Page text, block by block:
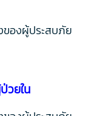
ของผู้ประสบภัย
วยใน